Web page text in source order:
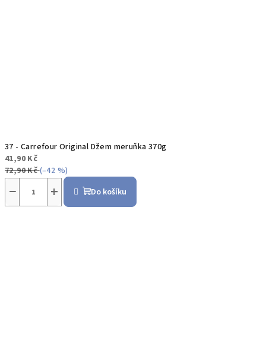
37 - Carrefour Original Džem meruňka 370g
41,90 Kč
72,90 Kč(–42 %)
+
− Do košíku